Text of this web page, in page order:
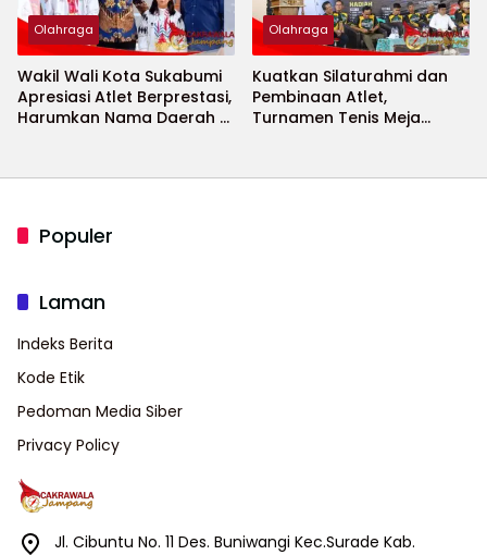
Olahraga
Wakil Wali Kota Sukabumi
Apresiasi Atlet Berprestasi,
Harumkan Nama Daerah di
Olahraga
Kuatkan Silaturahmi dan
Pembinaan Atlet,
Turnamen Tenis Meja
Populer
Laman
Indeks Berita
Kode Etik
Pedoman Media Siber
Privacy Policy
Jl. Cibuntu No. 11 Des. Buniwangi Kec.Surade Kab.